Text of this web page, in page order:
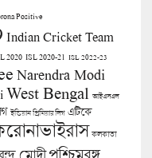
Positive
Indian Cricket Team
2020 ISL 2020-21 ISL 2022-23
Narendra Modi
West Bengal আইএসএল
ইন্ডিয়ান প্রিমিয়ার লিগ এটিকে
কলকাতা